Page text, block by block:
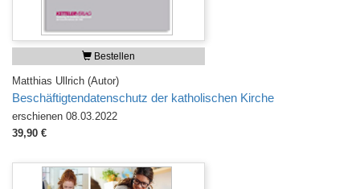
Bestellen
Matthias Ullrich (Autor)
Beschäftigtendatenschutz der katholischen Kirche
erschienen 08.03.2022
39,90 €